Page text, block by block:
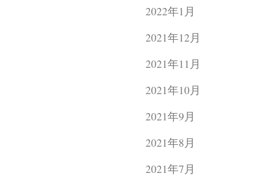
2022年1月
2021年12月
2021年11月
2021年10月
2021年9月
2021年8月
2021年7月